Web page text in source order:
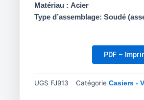
Matériau : Acier
Type d’assemblage: Soudé
PDF –
UGS FJ913 Catégorie Casiers -